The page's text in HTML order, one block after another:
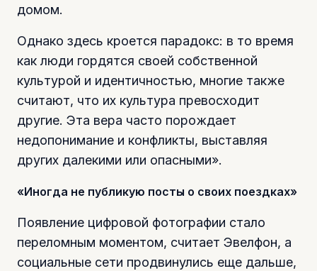
домом.
Однако здесь кроется парадокс: в то время
как люди гордятся своей собственной
культурой и идентичностью, многие также
считают, что их культура превосходит
другие. Эта вера часто порождает
недопонимание и конфликты, выставляя
других далекими или опасными».
«Иногда не публикую посты о своих поездках»
Появление цифровой фотографии стало
переломным моментом, считает Эвелфон, а
социальные сети продвинулись еще дальше,